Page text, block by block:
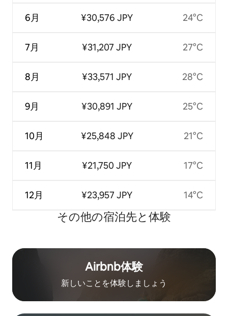
6月
7月
8月
9月
10月
11月
12月
¥30,576 JPY
¥31,207 JPY
¥33,571 JPY
¥30,891 JPY
¥25,848 JPY
¥21,750 JPY
¥23,957 JPY
24°C
27°C
28°C
25°C
21°C
17°C
14°C
その他の宿⁠泊⁠先と体⁠験
Airbnb体験
新しいことを体験しましょう